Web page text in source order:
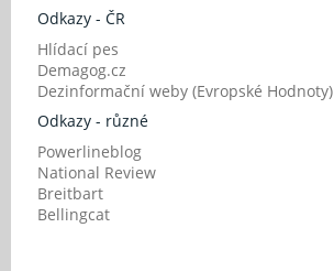
Odkazy - ČR
Hlídací pes
Demagog.cz
Dezinformační weby (Evropské Hodnoty)
Odkazy - různé
Powerlineblog
National Review
Breitbart
Bellingcat